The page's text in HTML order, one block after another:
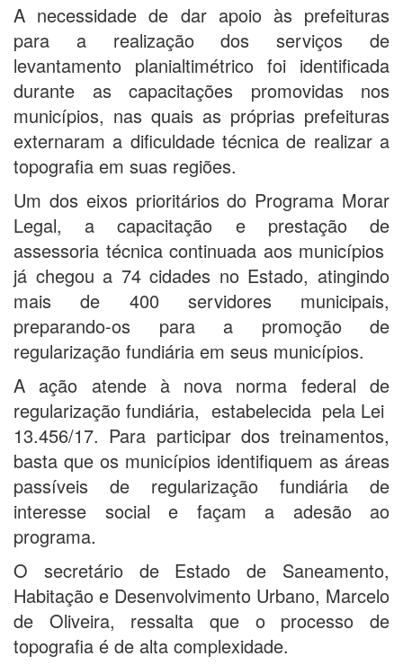
A necessidade de dar apoio às prefeituras
para a realização dos serviços de
levantamento planialtimétrico foi identificada
durante as capacitações promovidas nos
municípios, nas quais as próprias prefeituras
externaram a dificuldade técnica de realizar a
topografia em suas regiões.
Um dos eixos prioritários do Programa Morar
Legal, a capacitação e prestação de
assessoria técnica continuada aos municípios
já chegou a 74 cidades no Estado, atingindo
mais de 400 servidores municipais,
preparando-os para a promoção de
regularização fundiária em seus municípios.
A ação atende à nova norma federal de
regularização fundiária, estabelecida pela Lei
13.456/17. Para participar dos treinamentos,
basta que os municípios identifiquem as áreas
passíveis de regularização fundiária de
interesse social e façam a adesão ao
programa.
O secretário de Estado de Saneamento,
Habitação e Desenvolvimento Urbano, Marcelo
de Oliveira, ressalta que o processo de
topografia é de alta complexidade.